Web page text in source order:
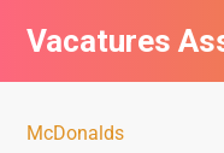
Vacatures
McDonalds
Vacatures per bedrijf